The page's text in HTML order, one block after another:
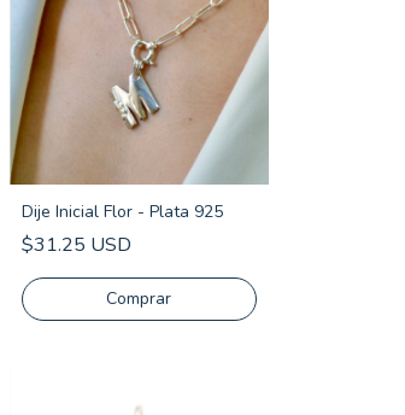
Dije Inicial Flor - Plata 925
$31.25 USD
Comprar